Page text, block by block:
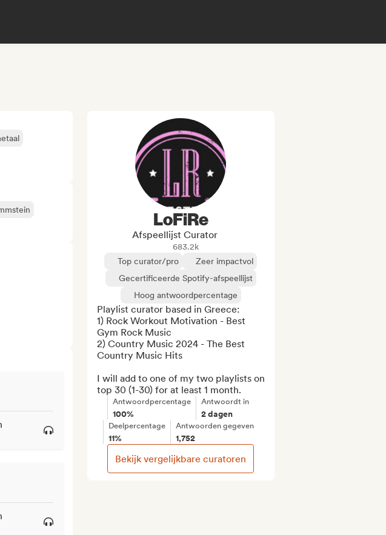
LoFiRe
Afspeellijst Curator
683.2k
Top curator/pro
Zeer impactvol
Gecertificeerde Spotify-afspeellijst
Hoog antwoordpercentage
Playlist curator based in Greece:
1) Rock Workout Motivation - Best
Gym Rock Music
2) Country Music 2024 - The Best
Country Music Hits
I will add to one of my two playlists on
top 30 (1-30) for at least 1 month.
Antwoordpercentage
100%
Antwoordt in
2 dagen
Deelpercentage
11%
Antwoorden gegeven
1,752
Bekijk vergelijkbare curatoren